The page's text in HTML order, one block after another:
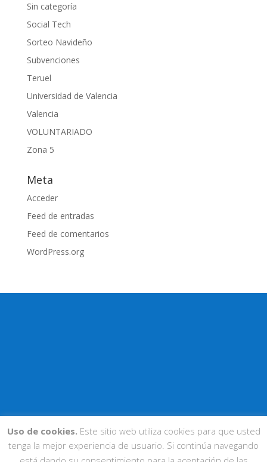
Sin categoría
Social Tech
Sorteo Navideño
Subvenciones
Teruel
Universidad de Valencia
Valencia
VOLUNTARIADO
Zona 5
Meta
Acceder
Feed de entradas
Feed de comentarios
WordPress.org
Uso de cookies. Este sitio web utiliza cookies para que usted
tenga la mejor experiencia de usuario. Si continúa navegando